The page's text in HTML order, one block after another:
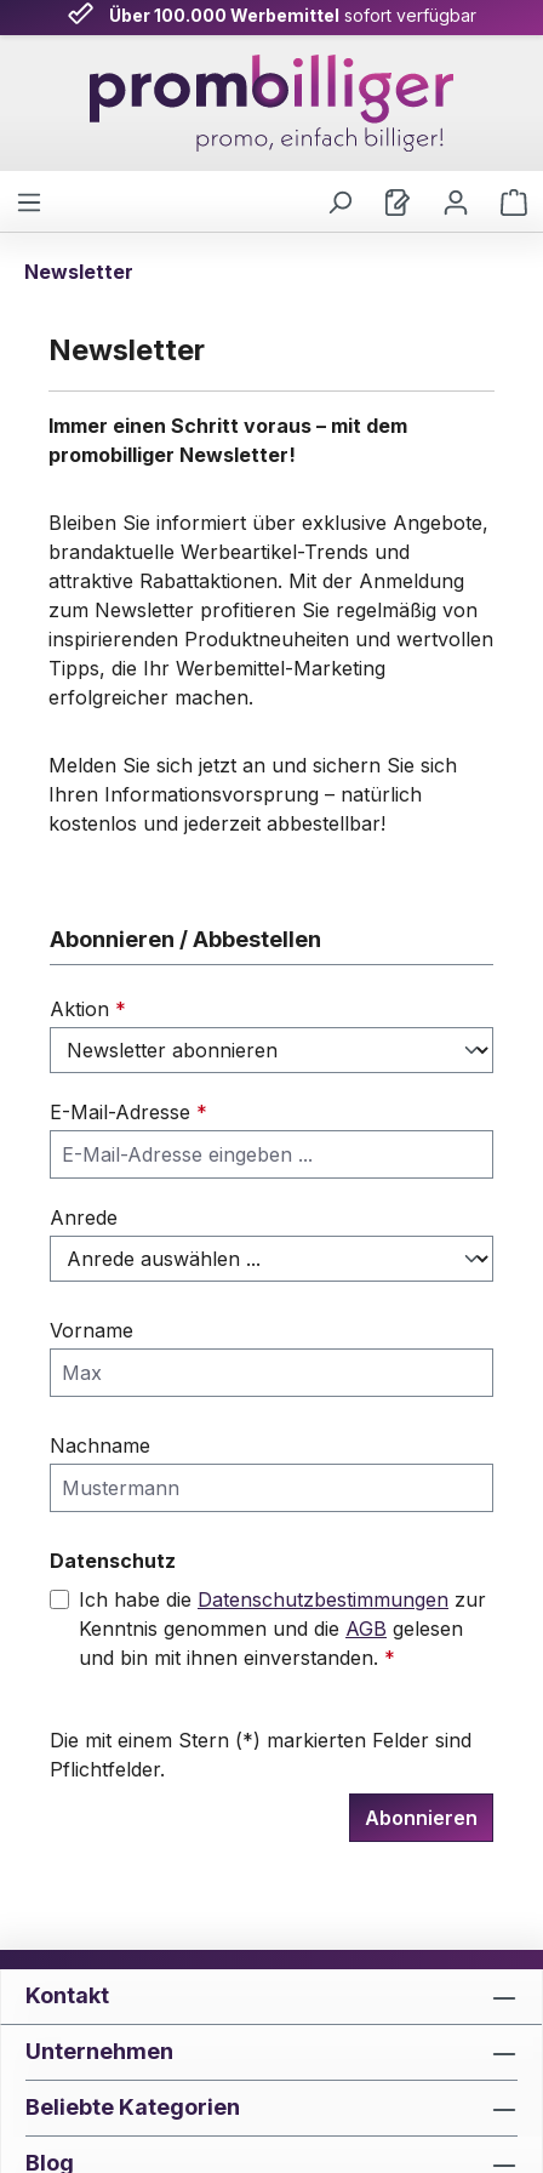
Zum Hauptinhalt springen
Über 100.000 Werbemittel sofort verfügbar
Newsletter
Newsletter
Immer einen Schritt voraus – mit dem
promobilliger Newsletter!
Bleiben Sie informiert über exklusive Angebote,
brandaktuelle Werbeartikel-Trends und
attraktive Rabattaktionen. Mit der Anmeldung
zum Newsletter profitieren Sie regelmäßig von
inspirierenden Produktneuheiten und wertvollen
Tipps, die Ihr Werbemittel-Marketing
erfolgreicher machen.
Melden Sie sich jetzt an und sichern Sie sich
Ihren Informationsvorsprung – natürlich
kostenlos und jederzeit abbestellbar!
Abonnieren / Abbestellen
Aktion *
E-Mail-Adresse *
Anrede
Vorname
Nachname
Datenschutz
Ich habe die Datenschutzbestimmungen zur
Kenntnis genommen und die AGB gelesen
und bin mit ihnen einverstanden. *
Die mit einem Stern (*) markierten Felder sind
Pflichtfelder.
Abonnieren
Kontakt
Unternehmen
Beliebte Kategorien
Blog